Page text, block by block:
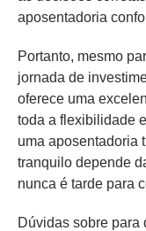
aposentadoria
Portanto, mesmo
jornada de
oferece uma
toda a flexibilidade
uma aposentadoria
tranquilo depende
nunca é tarde para
Dúvidas sobre para